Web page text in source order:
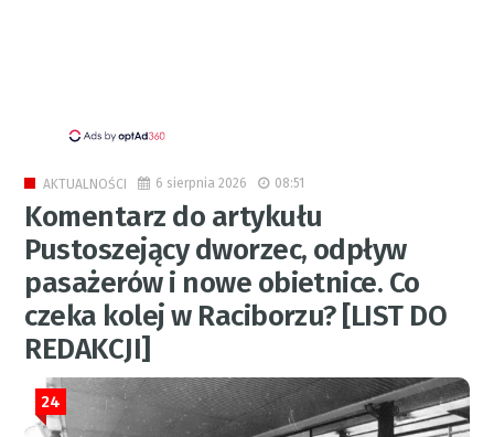
AKTUALNOŚCI 6 sierpnia 2026 08:51
Komentarz do artykułu
Pustoszejący dworzec, odpływ
pasażerów i nowe obietnice. Co
czeka kolej w Raciborzu? [LIST DO
REDAKCJI]
24